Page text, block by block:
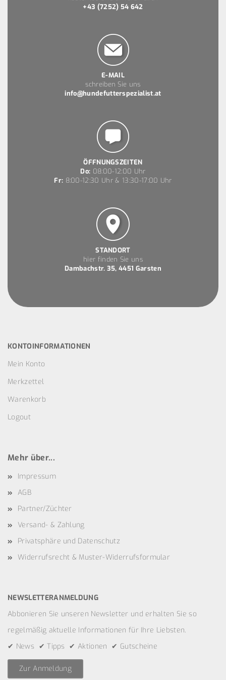
+43 (7252) 54 642
E-MAIL
schreiben Sie uns
info@hundefutterspezialist.at
ÖFFNUNGSZEITEN
Do: 08:00-12:00 Uhr
Fr: 8:00-12:30 Uhr & 13:30-17:00 Uhr
STANDORT
hier finden Sie uns
Dambachstr. 35, 4451 Garsten
KONTOINFORMATIONEN
Mein Konto
Merkzettel
Warenkorb
Logout
Mehr über...
Impressum
AGB
Partner/Züchter
Versand- & Zahlung
Privatsphäre und Datenschutz
Widerrufsrecht & Muster-Widerrufsformular
NEWSLETTERANMELDUNG
Abbonieren Sie unseren Newsletter und erhalten Sie so
regelmäßig aktuelle Informationen für Ihre Liebsten.
✔ News ✔ Tipps ✔ Aktionen ✔ Gutscheine
Zur Anmeldung